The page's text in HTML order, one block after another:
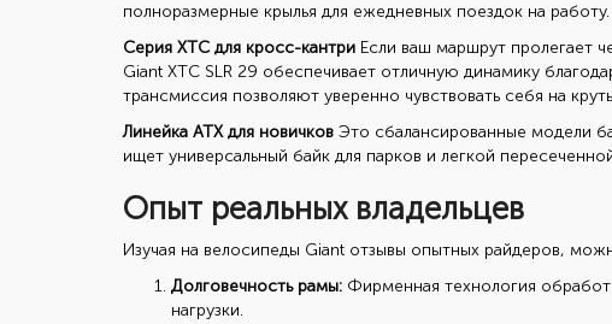
полноразмерные крылья для ежедневных поездок на работу.
Серия XTC для кросс-кантри Если ваш маршрут пролегает
Giant XTC SLR 29 обеспечивает отличную динамику
трансмиссия позволяют уверенно чувствовать себя на
Линейка ATX для новичков Это сбалансированные модели
ищет универсальный байк для парков и легкой
Опыт реальных владельцев
Изучая на велосипеды Giant отзывы опытных райдеров,
Долговечность рамы: Фирменная технология
нагрузки.